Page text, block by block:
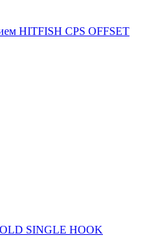
HITFISH CPS OFFSET
SINGLE HOOK